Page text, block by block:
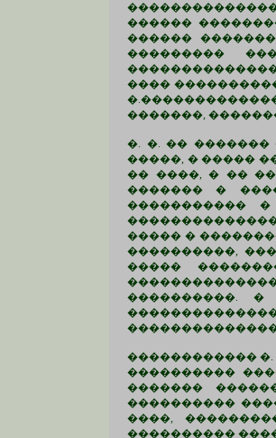
������
������
���������
����
�������,
�. �. ��
�����, � �����
�� ����, � ��
������� �
�����������
����� �
����������,
�����
����������.
������������
����������
�������
����������
����,
����������